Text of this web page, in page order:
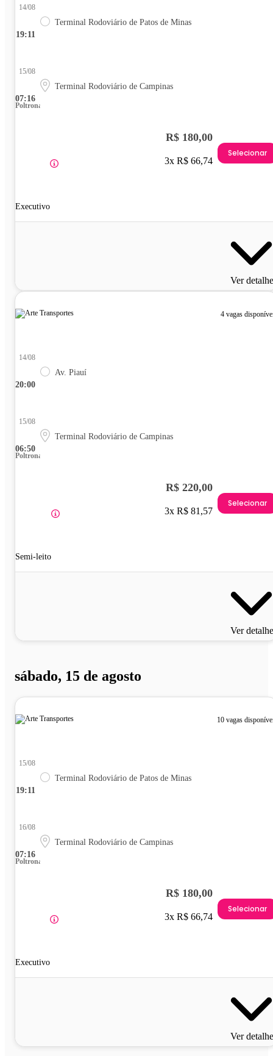
19:11
14/08
Terminal Rodoviário de Patos de Minas
07:16
15/08
Terminal Rodoviário de Campinas
Poltrona
Executivo
R$ 180,00
3x R$ 66,74
Selecionar
Ver
4 vagas
20:00
14/08
Av. Piauí
06:50
15/08
Terminal Rodoviário de Campinas
Poltrona
Semi-leito
R$ 220,00
3x R$ 81,57
Selecionar
Ver
sábado, 15 de agosto
10 vagas
19:11
15/08
Terminal Rodoviário de Patos de Minas
07:16
16/08
Terminal Rodoviário de Campinas
Poltrona
Executivo
R$ 180,00
3x R$ 66,74
Selecionar
Ver